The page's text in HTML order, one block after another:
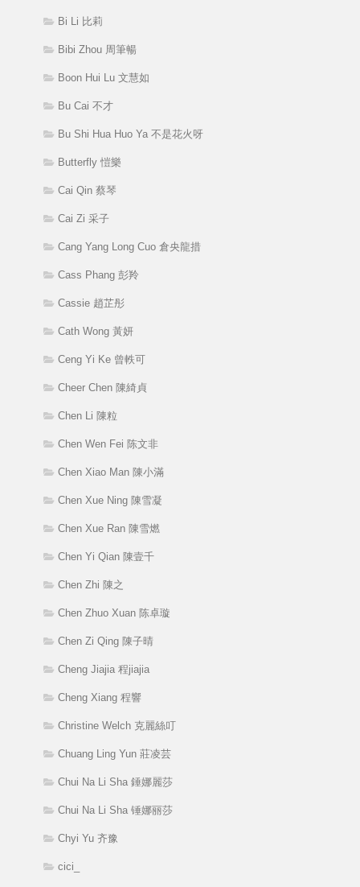
Bi Li 比莉
Bibi Zhou 周筆暢
Boon Hui Lu 文慧如
Bu Cai 不才
Bu Shi Hua Huo Ya 不是花火呀
Butterfly 愷樂
Cai Qin 蔡琴
Cai Zi 采子
Cang Yang Long Cuo 倉央龍措
Cass Phang 彭羚
Cassie 趙芷彤
Cath Wong 黃妍
Ceng Yi Ke 曾軼可
Cheer Chen 陳綺貞
Chen Li 陳粒
Chen Wen Fei 陈文非
Chen Xiao Man 陳小滿
Chen Xue Ning 陳雪凝
Chen Xue Ran 陳雪燃
Chen Yi Qian 陳壹千
Chen Zhi 陳之
Chen Zhuo Xuan 陈卓璇
Chen Zi Qing 陳子晴
Cheng Jiajia 程jiajia
Cheng Xiang 程響
Christine Welch 克麗絲叮
Chuang Ling Yun 莊凌芸
Chui Na Li Sha 錘娜麗莎
Chui Na Li Sha 锤娜丽莎
Chyi Yu 齐豫
cici_